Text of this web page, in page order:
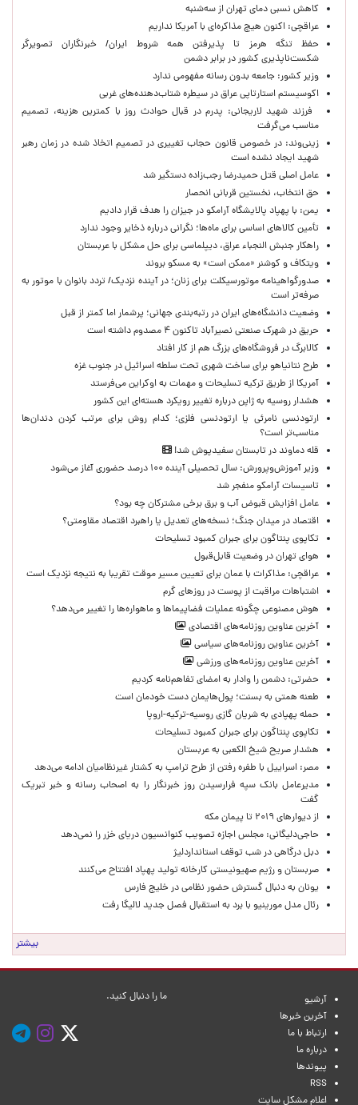
کاهش نسبی دمای تهران از سه‌شنبه
عراقچی: اکنون هیچ مذاکره‌ای با آمریکا نداریم
حفظ تنگه هرمز تا پذیرفتن همه شروط ایران/ خبرنگاران تصویرگر
شکست‌ناپذیری کشور در برابر دشمن
وزیر کشور: جامعه بدون رسانه مفهومی ندارد
اکوسیستم استارتاپی عراق در سیطره شتاب‌دهنده‌‌های غربی
فرزند شهید لاریجانی: پدرم در قبال حوادث روز با کمترین هزینه، تصمیم
مناسب می‌گرفت
زینی‌وند: در خصوص قانون حجاب تغییری در تصمیم اتخاذ شده در زمان رهبر
شهید ایجاد نشده است
عامل اصلی قتل حمیدرضا رجب‌زاده دستگیر شد
حق انتخاب، نخستین قربانی انحصار
یمن: با پهپاد پالایشگاه آرامکو در جیزان را هدف قرار دادیم
تأمین کالاهای اساسی برای ماه‌ها؛ نگرانی درباره ذخایر وجود ندارد
راهکار جنبش النجباء عراق، دیپلماسی برای حل مشکل با عربستان
ویتکاف و کوشنر «ممکن است» به مسکو بروند
صدورگواهینامه موتورسیکلت برای زنان؛ در آینده نزدیک/ تردد بانوان با موتور به‌
صرفه‌تر است
وضعیت دانشگاه‌های ایران در رتبه‌بندی جهانی؛ پرشمار اما کمتر از قبل
حریق در شهرک صنعتی نصیرآباد تاکنون ۴ مصدوم داشته است
کالابرگ در فروشگاه‌های بزرگ هم از کار افتاد
طرح نتانیاهو برای ساخت شهری تحت سلطه اسرائیل در جنوب غزه
آمریکا از طریق ترکیه تسلیحات و مهمات به اوکراین می‌فرستد
هشدار روسیه به ژاپن درباره تغییر رویکرد هسته‌ای این کشور
ارتودنسی نامرئی یا ارتودنسی فلزی؛ کدام روش برای مرتب کردن دندان‌ها
مناسب‌تر است؟
قله دماوند در تابستان سفیدپوش شد!
وزیر آموزش‌وپرورش: سال تحصیلی آینده ۱۰۰ درصد حضوری آغاز می‌شود
تاسیسات آرامکو منفجر شد
عامل افزایش قبوض آب و برق برخی مشترکان چه بود؟
اقتصاد در میدان جنگ؛ نسخه‌های تعدیل یا راهبرد اقتصاد مقاومتی؟
تکاپوی پنتاگون برای جبران کمبود تسلیحات
هوای تهران در وضعیت قابل‌قبول
عراقچی: مذاکرات با عمان برای تعیین مسیر موقت تقریبا به نتیجه نزدیک است
اشتباهات مراقبت از پوست در روزهای گرم
هوش مصنوعی چگونه عملیات فضاپیماها و ماهواره‌ها را تغییر می‌دهد؟
آخرین عناوین روزنامه‌های اقتصادی
آخرین عناوین روزنامه‌های سیاسی
آخرین عناوین روزنامه‌های ورزشی
حضرتی: دشمن را وادار به امضای تفاهم‌نامه کردیم
طعنه همتی به بسنت؛ پول‌هایمان دست خودمان است
حمله پهپادی به شریان گازی روسیه-ترکیه-اروپا
تکاپوی پنتاگون برای جبران کمبود تسلیحات
هشدار صریح شیخ الکعبی به عربستان
مصر: اسراییل با طفره رفتن از طرح ترامپ به کشتار غیرنظامیان ادامه می‌دهد
مدیرعامل بانک سپه فرارسیدن روز خبرنگار را به اصحاب رسانه و خبر تبریک
گفت
از دیوارهای ۲۰۱۹ تا پیمان مکه
حاجی‌دلیگانی: مجلس اجازه تصویب کنوانسیون دریای خزر را نمی‌دهد
دبل درگاهی در شب توقف استانداردلیژ
صربستان و رژیم صهیونیستی کارخانه تولید پهپاد افتتاح می‌کنند
یونان به دنبال گسترش حضور نظامی در خلیج فارس
رئال مدل مورینیو با برد به استقبال فصل جدید لالیگا رفت
بیشتر
آرشیو
آخرین خبرها
ارتباط با ما
درباره ما
پیوندها
RSS
اعلام مشکل سایت
ما را دنبال کنید.